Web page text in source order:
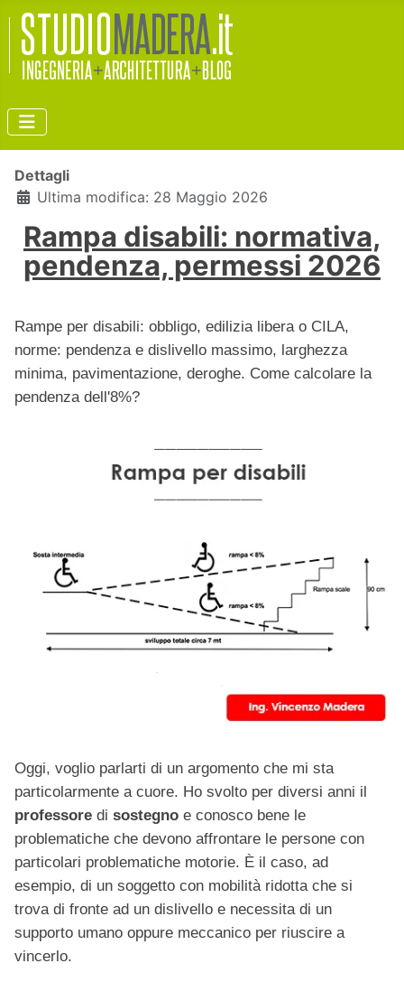
Dettagli
Ultima modifica: 28 Maggio 2026
Rampa disabili: normativa,
pendenza, permessi 2026
Rampe per disabili: obbligo, edilizia libera o CILA,
norme: pendenza e dislivello massimo, larghezza
minima, pavimentazione, deroghe. Come calcolare la
pendenza dell'8%?
Oggi, voglio parlarti di un argomento che mi sta
particolarmente a cuore. Ho svolto per diversi anni il
professore di sostegno e conosco bene le
problematiche che devono affrontare le persone con
particolari problematiche motorie. È il caso, ad
esempio, di un soggetto con mobilità ridotta che si
trova di fronte ad un dislivello e necessita di un
supporto umano oppure meccanico per riuscire a
vincerlo.